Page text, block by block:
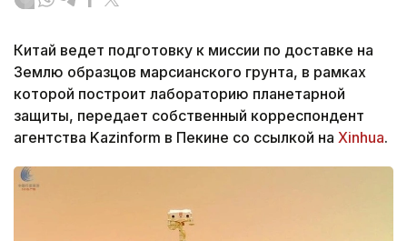
Китай ведет подготовку к миссии по доставке на
Землю образцов марсианского грунта, в рамках
которой построит лабораторию планетарной
защиты, передает собственный корреспондент
агентства Kazinform в Пекине со ссылкой на Xinhua.